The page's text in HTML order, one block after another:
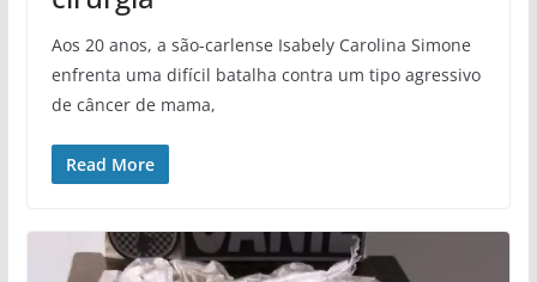
Aos 20 anos, a são-carlense Isabely Carolina Simone
enfrenta uma difícil batalha contra um tipo agressivo
de câncer de mama,
Read More